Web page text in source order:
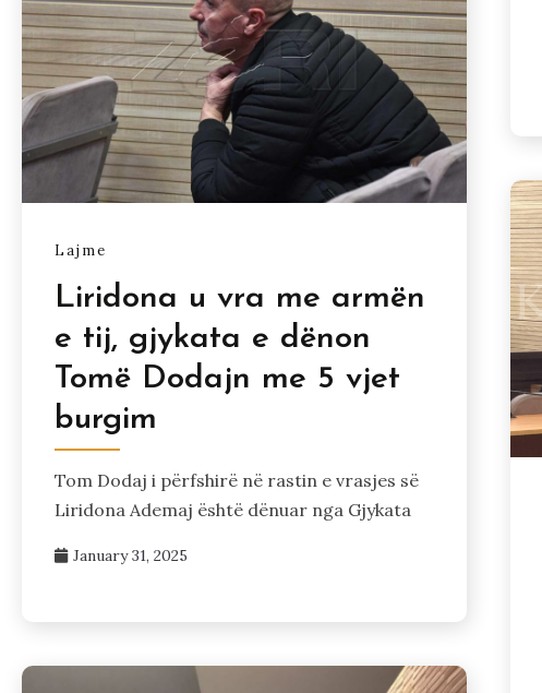
Lajme
Liridona u vra me armën
e tij, gjykata e dënon
Tomë Dodajn me 5 vjet
burgim
Tom Dodaj i përfshirë në rastin e vrasjes së
Liridona Ademaj është dënuar nga Gjykata
January 31, 2025